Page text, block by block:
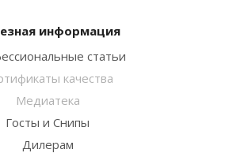
информация
статьи
качества
Медиатека
Госты и Снипы
Дилерам